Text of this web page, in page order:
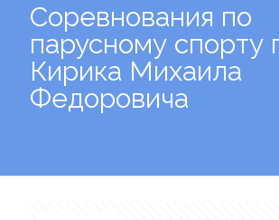
Соревнования по
парусному спорту
Кирика Михаила
Федоровича